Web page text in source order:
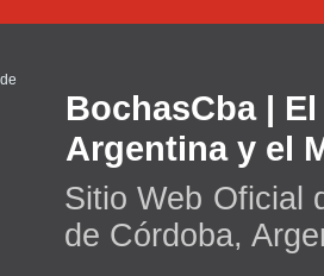
BochasCba |
Argentina y el
Sitio Web Oficial
de Córdoba,